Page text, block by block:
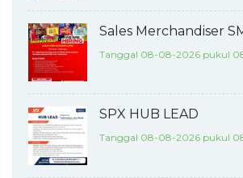
Sales Merchandiser
Tanggal 08-08-2026 pukul
SPX HUB LEAD
Tanggal 08-08-2026 pukul